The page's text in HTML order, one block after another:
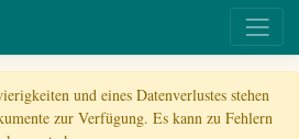
und eines Datenverlustes stehen
zur Verfügung. Es kann zu Fehlern